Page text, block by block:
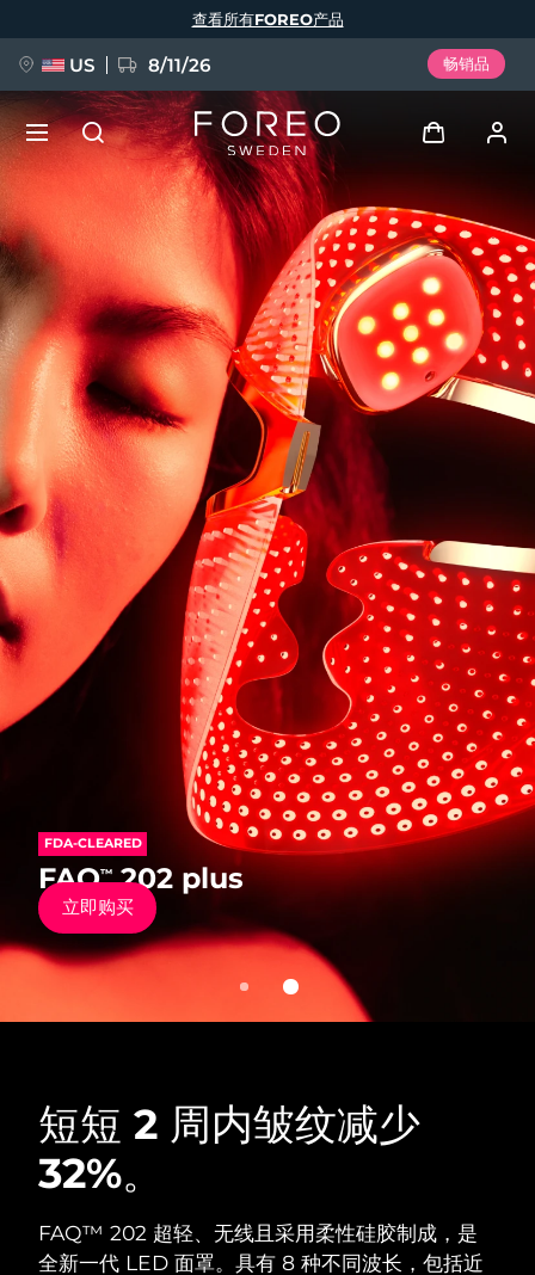
FAQ™202
抗老硅胶彩光面罩仪
立即购买
FDA-CLEARED
FAQ™202 plus
立即购买
短短 2 周内皱纹减少
32%。
FAQ™ 202 超轻、无线且采用柔性硅胶制成，是
全新一代 LED 面罩。具有 8 种不同波长，包括近
查看所有FOREO产品
US 8/11/26 畅销品
登录
用户信息
我的设备
我的订单
新品
FAQ™ Pure Beauty-Tech Elixir
BREAKING NEWS
issa™ Teeth Whitening Set
FAQ™ Dual LED Panel
热门产品
特别优惠 畅销产品
LUNA™ 4 套装
BEAR™ 2 套装
语言
English Deutsch
Español
Français
Italiano
Português
Polski
Svenska
Русский
Türkçe
简体中文 繁體中文
发货国家
美国 预计送达日期 8/11/26
英国 预计送达日期8/10/26
预计送达日期 8/10/26
预计送达日期8/13/26
法国 预计送达日期8/10/26
德国
加拿大
奥地利 预计送达日期
巴林
比利时 预计送达日期 8/10/26